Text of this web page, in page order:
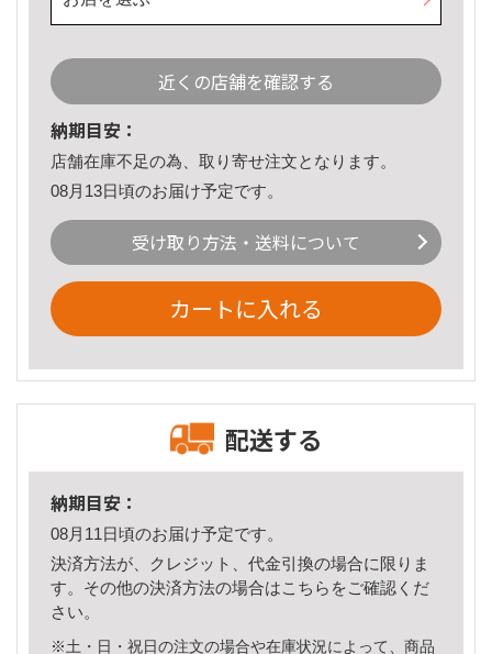
近くの店舗を確認する
納期目安：
店舗在庫不足の為、取り寄せ注文となります。
08月13日頃のお届け予定です。
受け取り方法・送料について
カートに入れる
配送する
納期目安：
08月11日頃のお届け予定です。
決済方法が、クレジット、代金引換の場合に限りま
す。その他の決済方法の場合はこちら をご確認くだ
さい。
※土・日・祝日の注文の場合や在庫状況によって、商品